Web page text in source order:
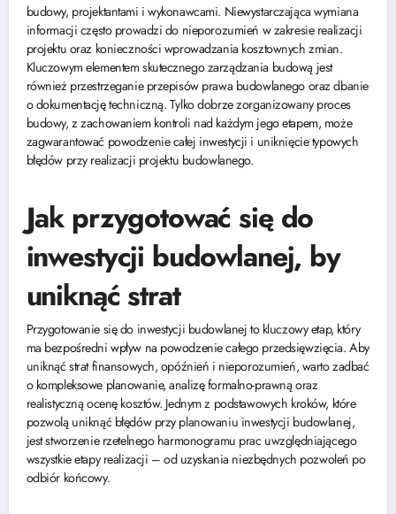
budowy, projektantami i wykonawcami. Niewystarczająca wymiana
informacji często prowadzi do nieporozumień w zakresie realizacji
projektu oraz konieczności wprowadzania kosztownych zmian.
Kluczowym elementem skutecznego zarządzania budową jest
również przestrzeganie przepisów prawa budowlanego oraz dbanie
o dokumentację techniczną. Tylko dobrze zorganizowany proces
budowy, z zachowaniem kontroli nad każdym jego etapem, może
zagwarantować powodzenie całej inwestycji i uniknięcie typowych
błędów przy realizacji projektu budowlanego.
Jak przygotować się do
inwestycji budowlanej, by
uniknąć strat
Przygotowanie się do inwestycji budowlanej to kluczowy etap, który
ma bezpośredni wpływ na powodzenie całego przedsięwzięcia. Aby
uniknąć strat finansowych, opóźnień i nieporozumień, warto zadbać
o kompleksowe planowanie, analizę formalno-prawną oraz
realistyczną ocenę kosztów. Jednym z podstawowych kroków, które
pozwolą uniknąć błędów przy planowaniu inwestycji budowlanej,
jest stworzenie rzetelnego harmonogramu prac uwzględniającego
wszystkie etapy realizacji – od uzyskania niezbędnych pozwoleń po
odbiór końcowy.